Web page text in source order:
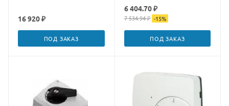
16 920 ₽
ПОД ЗАКАЗ
6 404.70 ₽
7 534.94 ₽ -15%
ПОД ЗАКАЗ